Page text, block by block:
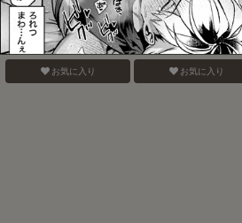
電鋸男vs3Pしないと出ら
れない部屋
お気に入り
そこにお尻があったか
ら。
お気に入り